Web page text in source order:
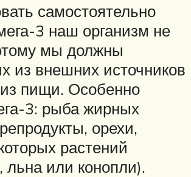
самостоятельно
3 наш организм не
мы должны
из внешних источников
пищи. Особенно
3: рыба жирных
орехи,
растений
льна или конопли).